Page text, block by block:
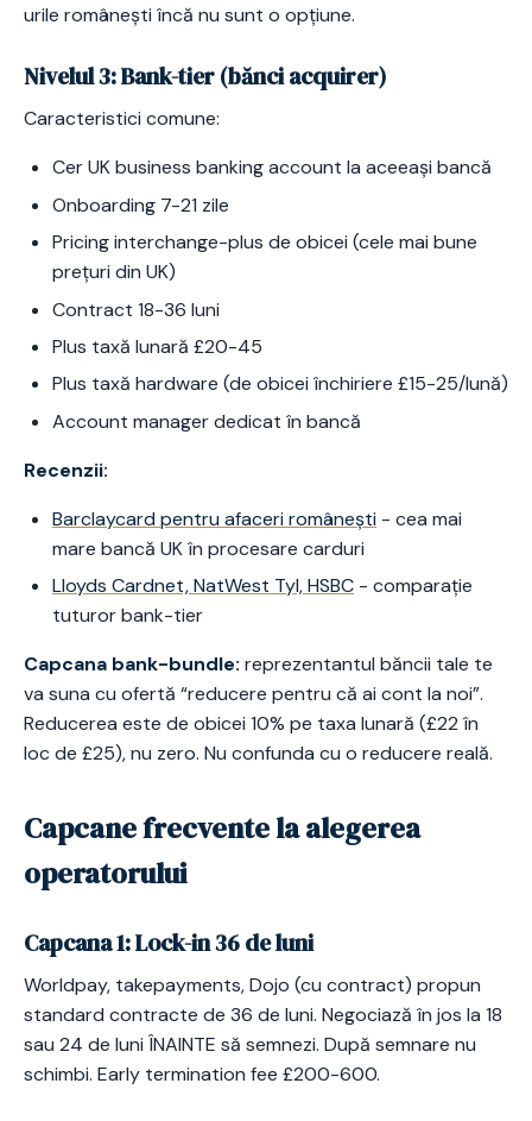
urile românești încă nu sunt o opțiune.
Nivelul 3: Bank-tier (bănci acquirer)
Caracteristici comune:
Cer UK business banking account la aceeași bancă
Onboarding 7-21 zile
Pricing interchange-plus de obicei (cele mai bune
prețuri din UK)
Contract 18-36 luni
Plus taxă lunară £20-45
Plus taxă hardware (de obicei închiriere £15-25/lună)
Account manager dedicat în bancă
Recenzii:
Barclaycard pentru afaceri românești - cea mai
mare bancă UK în procesare carduri
Lloyds Cardnet, NatWest Tyl, HSBC - comparație
tuturor bank-tier
Capcana bank-bundle: reprezentantul băncii tale te
va suna cu ofertă “reducere pentru că ai cont la noi”.
Reducerea este de obicei 10% pe taxa lunară (£22 în
loc de £25), nu zero. Nu confunda cu o reducere reală.
Capcane frecvente la alegerea
operatorului
Capcana 1: Lock-in 36 de luni
Worldpay, takepayments, Dojo (cu contract) propun
standard contracte de 36 de luni. Negociază în jos la 18
sau 24 de luni ÎNAINTE să semnezi. După semnare nu
schimbi. Early termination fee £200-600.